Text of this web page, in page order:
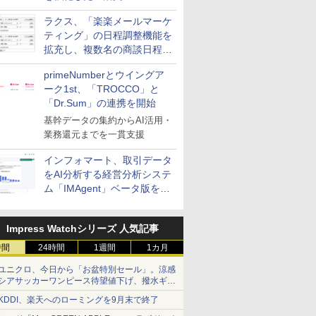
送信防止アドインサービス」
を提供
ラクス、「楽楽メールマーケ
ティング」の日程調整機能を
拡充し、複数名の商談日程調
整を効率化
primeNumberとウイングア
ーク1st、「TROCCO」と
「Dr.Sum」の連携を開始
基幹データの集約からAI活用・
業務還元までを一貫支援
インフォマート、取引データ
をAI分析する経営分析システ
ム「IMAgent」ベータ版を提
Impress Watchシリーズ 人気記事
24時間 1週間 1カ月
ニクロ、今日から「お盆特別セール」。涼感
アサッカーワンピース待望値下げ、撥水ギア
ョーツは1990円に
、楽天へのローミングを9月末で終了